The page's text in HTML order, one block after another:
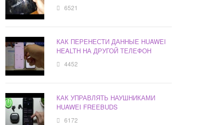
6521
КАК ПЕРЕНЕСТИ ДАННЫЕ HUAWEI
HEALTH НА ДРУГОЙ ТЕЛЕФОН
4452
КАК УПРАВЛЯТЬ НАУШНИКАМИ
HUAWEI FREEBUDS
6172